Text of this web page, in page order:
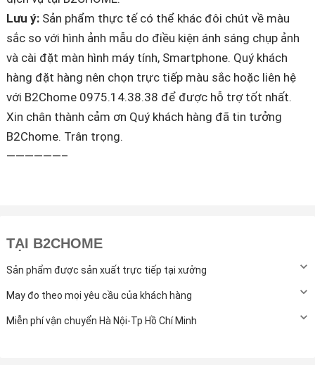
Lưu ý: Sản phẩm thực tế có thể khác đôi chút về màu
sắc so với hình ảnh mẫu do điều kiện ánh sáng chụp ảnh
và cài đặt màn hình máy tính, Smartphone. Quý khách
hàng đặt hàng nên chọn trực tiếp màu sắc hoặc liên hệ
với B2Chome 0975.14.38.38 để được hỗ trợ tốt nhất.
Xin chân thành cảm ơn Quý khách hàng đã tin tưởng
B2Chome. Trân trọng.
——————–
TẠI B2CHOME
Sản phẩm được sản xuất trực tiếp tại xưởng
May đo theo mọi yêu cầu của khách hàng
Miễn phí vận chuyển Hà Nội-Tp Hồ Chí Minh